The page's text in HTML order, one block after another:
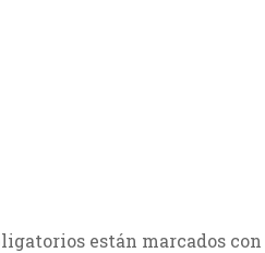
están marcados con